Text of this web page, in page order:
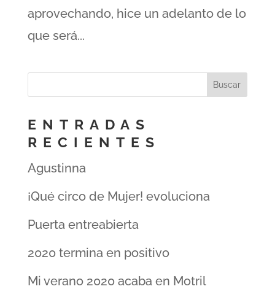
aprovechando, hice un adelanto de lo
que será...
ENTRADAS
RECIENTES
Agustinna
¡Qué circo de Mujer! evoluciona
Puerta entreabierta
2020 termina en positivo
Mi verano 2020 acaba en Motril